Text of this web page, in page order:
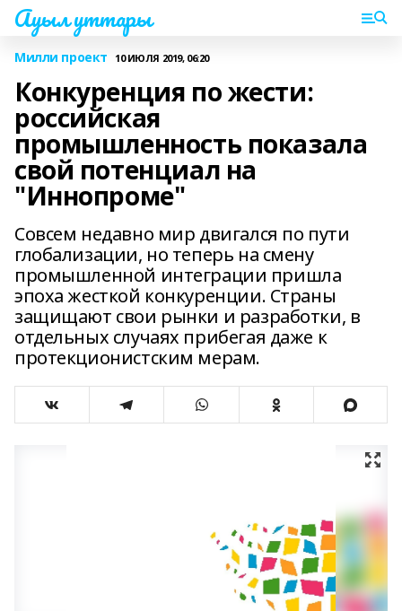
Ауыл уттары
Милли проект 10 ИЮЛЯ 2019, 06:20
Конкуренция по жести:
российская
промышленность показала
свой потенциал на
"Иннопроме"
Совсем недавно мир двигался по пути
глобализации, но теперь на смену
промышленной интеграции пришла
эпоха жесткой конкуренции. Страны
защищают свои рынки и разработки, в
отдельных случаях прибегая даже к
протекционистским мерам.